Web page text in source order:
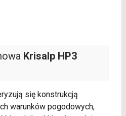
Krisalp HP3
się konstrukcją
warunków pogodowych,